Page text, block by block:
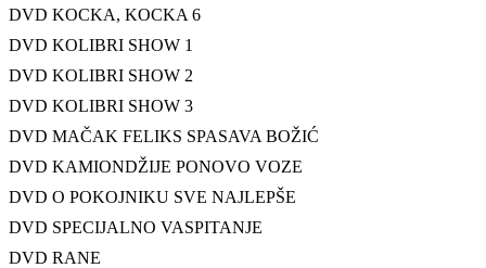
DVD KOCKA, KOCKA 6
DVD KOLIBRI SHOW 1
DVD KOLIBRI SHOW 2
DVD KOLIBRI SHOW 3
DVD MAČAK FELIKS SPASAVA BOŽIĆ
DVD KAMIONDŽIJE PONOVO VOZE
DVD O POKOJNIKU SVE NAJLEPŠE
DVD SPECIJALNO VASPITANJE
DVD RANE